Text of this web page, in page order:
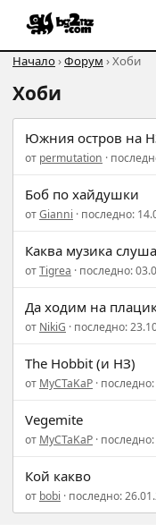
Начало›Форум › Хоби
Хоби
Южния остров на
от permutation ·
Боб по хайдушки
отGianni · последно:
Каква музика
отTigrea · последно:
Да ходим на
от NikiG · последно:
The Hobbit (и НЗ)
от MyCTaKaP ·
Vegemite
от MyCTaKaP ·
Кой какво
от bobi · последно: